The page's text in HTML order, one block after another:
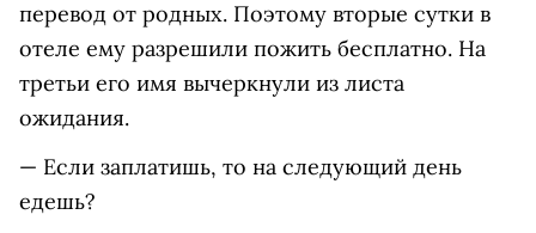
перевод от родных. Поэтому вторые сутки в
отеле ему разрешили пожить бесплатно. На
третьи его имя вычеркнули из листа
ожидания.
— Если заплатишь, то на следующий день
едешь?